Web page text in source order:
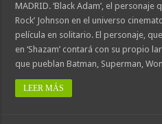
MADRID. ‘Black Adam’, el
Rock’ Johnson en el universo
película en solitario. El personaje,
en ‘Shazam’ contará con su propio
que pueblan Batman, Superman,
LEER MÁS